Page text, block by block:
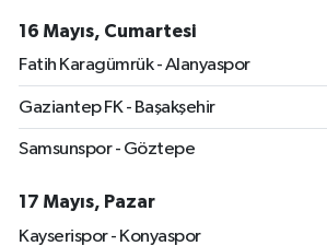
16 Mayıs, Cumartesi
Fatih Karagümrük - Alanyaspor
Gaziantep FK - Başakşehir
Samsunspor - Göztepe
17 Mayıs, Pazar
Kayserispor - Konyaspor